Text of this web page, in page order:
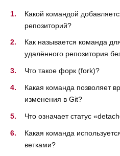
Какой командой
репозиторий?
Как называется команда
удалённого репозитория
Что такое форк (fork)?
Какая команда позволяет
изменения в Git?
Что означает статус
Какая команда
ветками?